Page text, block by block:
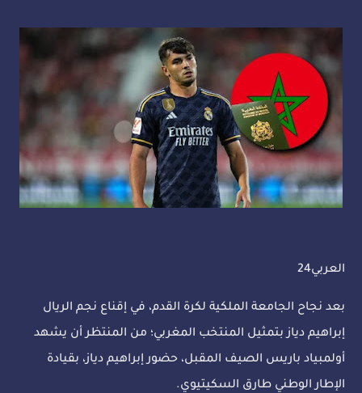
العربي24
بعد نجاح الجامعة الملكية لكرة القدم، في إقناع نجم الريال
إبراهيم دياز بتمثيل المنتخب المغربي؛ من المنتظر أن يشهد
أولمبياد باريس الصيف المقبل، حضور إبراهيم دياز، بقيادة
الإطار الوطني طارق السكيتيوي.